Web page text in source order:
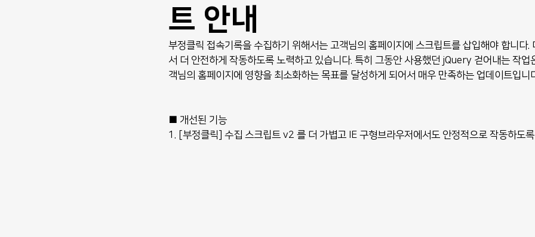
트 안내
부정클릭 접속기록을 수집하기 위해서는 고객님의 홈페이지에 스크립트를 삽입해야 합니다.
서 더 안전하게 작동하도록 노력하고 있습니다. 특히 그동안 사용했던 jQuery 걷어내는 작업
객님의 홈페이지에 영향을 최소화하는 목표를 달성하게 되어서 매우 만족하는 업데이트입니
■ 개선된 기능
1. [부정클릭] 수집 스크립트 v2 를 더 가볍고 IE 구형브라우저에서도 안정적으로 작동하도